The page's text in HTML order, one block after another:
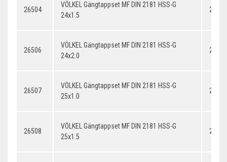
26504
VÖLKEL Gängtappset MF DIN 2181 HSS-G
24x1.5
26506
VÖLKEL Gängtappset MF DIN 2181 HSS-G
24x2.0
26507
VÖLKEL Gängtappset MF DIN 2181 HSS-G
25x1.0
26508
VÖLKEL Gängtappset MF DIN 2181 HSS-G
25x1.5